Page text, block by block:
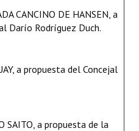
CANCINO DE HANSEN, a
Darío Rodríguez Duch.
a propuesta del Concejal
SAITO, a propuesta de la